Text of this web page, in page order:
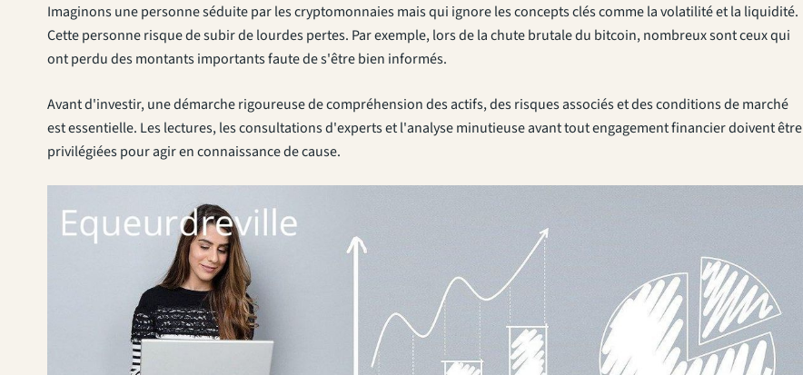
Imaginons une personne séduite par les cryptomonnaies mais qui ignore les concepts clés comme la volatilité et la liquidité.
Cette personne risque de subir de lourdes pertes. Par exemple, lors de la chute brutale du bitcoin, nombreux sont ceux qui
ont perdu des montants importants faute de s'être bien informés.
Avant d'investir, une démarche rigoureuse de compréhension des actifs, des risques associés et des conditions de marché
est essentielle. Les lectures, les consultations d'experts et l'analyse minutieuse avant tout engagement financier doivent être
privilégiées pour agir en connaissance de cause.